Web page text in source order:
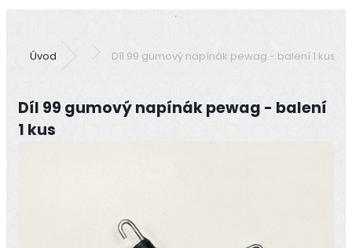
Úvod Díl 99 gumový napínák pewag - balení 1 kus
Díl 99 gumový napínák pewag - balení
1 kus